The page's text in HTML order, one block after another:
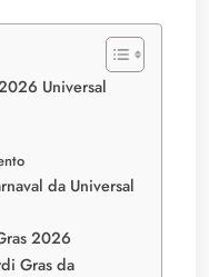
Universal
da Universal
2026
Gras da